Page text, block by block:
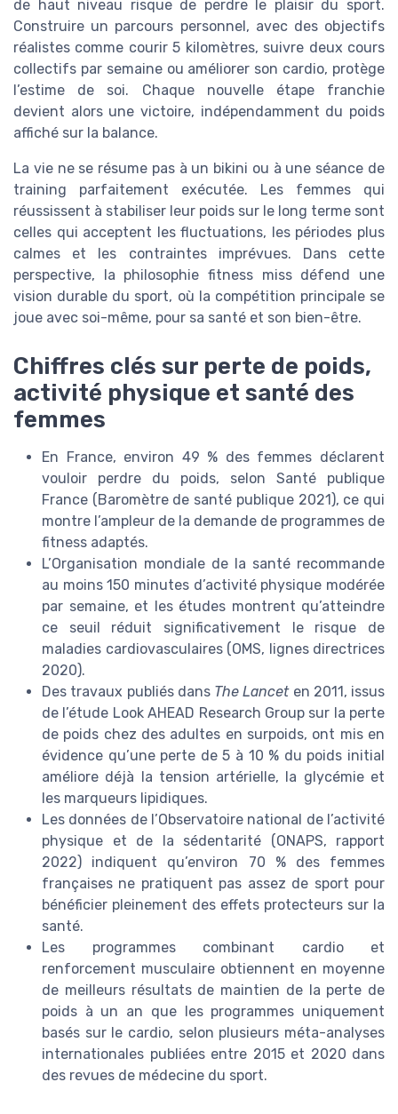
de haut niveau risque de perdre le plaisir du sport.
Construire un parcours personnel, avec des objectifs
réalistes comme courir 5 kilomètres, suivre deux cours
collectifs par semaine ou améliorer son cardio, protège
l’estime de soi. Chaque nouvelle étape franchie
devient alors une victoire, indépendamment du poids
affiché sur la balance.
La vie ne se résume pas à un bikini ou à une séance de
training parfaitement exécutée. Les femmes qui
réussissent à stabiliser leur poids sur le long terme sont
celles qui acceptent les fluctuations, les périodes plus
calmes et les contraintes imprévues. Dans cette
perspective, la philosophie fitness miss défend une
vision durable du sport, où la compétition principale se
joue avec soi-même, pour sa santé et son bien-être.
Chiffres clés sur perte de poids,
activité physique et santé des
femmes
En France, environ 49 % des femmes déclarent
vouloir perdre du poids, selon Santé publique
France (Baromètre de santé publique 2021), ce qui
montre l’ampleur de la demande de programmes de
fitness adaptés.
L’Organisation mondiale de la santé recommande
au moins 150 minutes d’activité physique modérée
par semaine, et les études montrent qu’atteindre
ce seuil réduit significativement le risque de
maladies cardiovasculaires (OMS, lignes directrices
2020).
Des travaux publiés dans The Lanceten 2011, issus
de l’étude Look AHEAD Research Group sur la perte
de poids chez des adultes en surpoids, ont mis en
évidence qu’une perte de 5 à 10 % du poids initial
améliore déjà la tension artérielle, la glycémie et
les marqueurs lipidiques.
Les données de l’Observatoire national de l’activité
physique et de la sédentarité (ONAPS, rapport
2022) indiquent qu’environ 70 % des femmes
françaises ne pratiquent pas assez de sport pour
bénéficier pleinement des effets protecteurs sur la
santé.
Les programmes combinant cardio et
renforcement musculaire obtiennent en moyenne
de meilleurs résultats de maintien de la perte de
poids à un an que les programmes uniquement
basés sur le cardio, selon plusieurs méta-analyses
internationales publiées entre 2015 et 2020 dans
des revues de médecine du sport.